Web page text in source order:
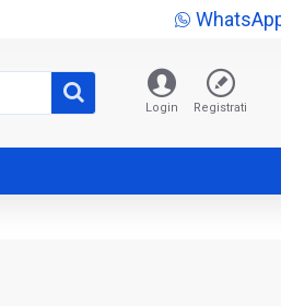
Login Registrati